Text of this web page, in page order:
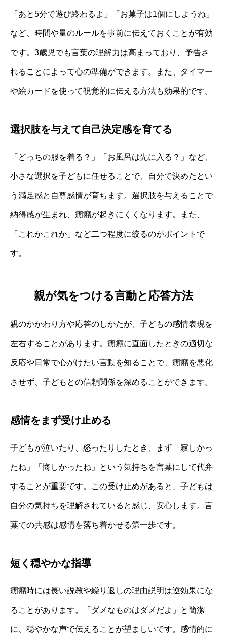
「あと5分で遊び終わるよ」「お菓子は1個にしようね」
など、時間や量のルールを事前に伝えておくことが有効
です。3歳児でも言葉の理解力は高まっており、予告さ
れることによって心の準備ができます。また、タイマー
や絵カードを使って視覚的に伝える方法も効果的です。
選択肢を与えて自己決定感を育てる
「どっちの服を着る？」「お風呂は先に入る？」など、
小さな選択を子どもに任せることで、自分で決めたとい
う満足感と自尊感情が育ちます。選択肢を与えることで
納得感が生まれ、癇癪が起きにくくなります。また、
「これかこれか」など二つ程度に絞るのがポイントで
す。
親が気をつける言動と応答方法
親のかかわり方や応答のしかたが、子どもの感情表現を
左右することがあります。癇癪に直面したときの適切な
反応や日常で心がけたい言動を知ることで、癇癪を悪化
させず、子どもとの信頼関係を深めることができます。
感情をまず受け止める
子どもが泣いたり、怒ったりしたとき、まず「寂しかっ
たね」「悔しかったね」という気持ちを言葉にして代弁
することが重要です。この受け止めがあると、子どもは
自分の気持ちを理解されていると感じ、安心します。言
葉での共感は感情を落ち着かせる第一歩です。
短く穏やかな指導
癇癪時には長い説教や繰り返しの理由説明は逆効果にな
ることがあります。「ダメなものはダメだよ」と簡潔
に、穏やかな声で伝えることが望ましいです。感情的に